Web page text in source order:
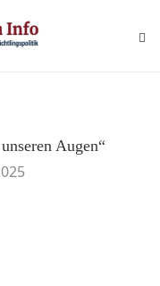
Augen“